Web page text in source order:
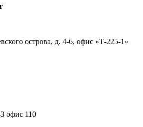
острова, д. 4-6, офис «Т-225-1»
офис 110